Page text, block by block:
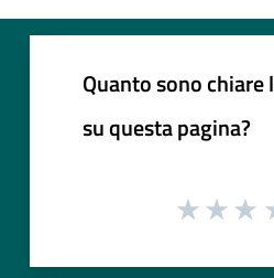
Quanto sono
su questa pagina?